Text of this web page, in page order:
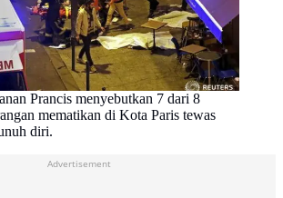
Prancis menyebutkan 7 dari 8
mematikan di Kota Paris tewas
diri.
Advertisement